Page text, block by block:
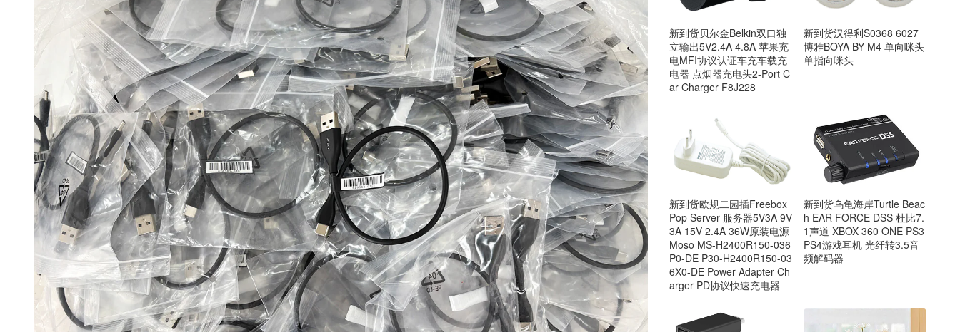
新到货贝尔金Belkin双口独
立输出5V2.4A 4.8A 苹果充
电MFI协议认证车充车载充
电器 点烟器充电头2-Port C
ar Charger F8J228
新到货汉得利S0368 6027
博雅BOYA BY-M4 单向咪头
单指向咪头
新到货欧规二园插Freebox
Pop Server 服务器5V3A 9V
3A 15V 2.4A 36W原装电源
Moso MS-H2400R150-036
P0-DE P30-H2400R150-03
6X0-DE Power Adapter Ch
arger PD协议快速充电器
新到货乌龟海岸Turtle Beac
h EAR FORCE DSS 杜比7.
1声道 XBOX 360 ONE PS3
PS4游戏耳机 光纤转3.5音
频解码器